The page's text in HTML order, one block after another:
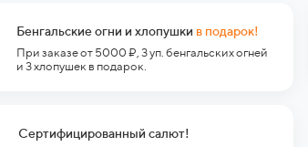
Бенгальские огни и хлопушки в подарок!
При заказе от 5000 ₽, 3 уп. бенгальских огней
и 3 хлопушек в подарок.
Сертифицированный салют!